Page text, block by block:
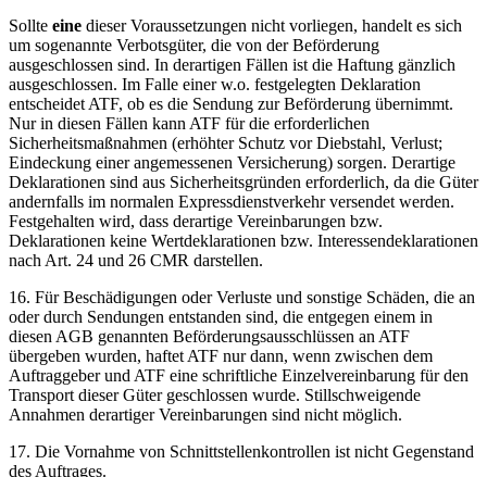
Sollte eine dieser Voraussetzungen nicht vorliegen, handelt es sich
um sogenannte Verbotsgüter, die von der Beförderung
ausgeschlossen sind. In derartigen Fällen ist die Haftung gänzlich
ausgeschlossen. Im Falle einer w.o. festgelegten Deklaration
entscheidet ATF, ob es die Sendung zur Beförderung übernimmt.
Nur in diesen Fällen kann ATF für die erforderlichen
Sicherheitsmaßnahmen (erhöhter Schutz vor Diebstahl, Verlust;
Eindeckung einer angemessenen Versicherung) sorgen. Derartige
Deklarationen sind aus Sicherheitsgründen erforderlich, da die Güter
andernfalls im normalen Expressdienstverkehr versendet werden.
Festgehalten wird, dass derartige Vereinbarungen bzw.
Deklarationen keine Wertdeklarationen bzw. Interessendeklarationen
nach Art. 24 und 26 CMR darstellen.
16. Für Beschädigungen oder Verluste und sonstige Schäden, die an
oder durch Sendungen entstanden sind, die entgegen einem in
diesen AGB genannten Beförderungsausschlüssen an ATF
übergeben wurden, haftet ATF nur dann, wenn zwischen dem
Auftraggeber und ATF eine schriftliche Einzelvereinbarung für den
Transport dieser Güter geschlossen wurde. Stillschweigende
Annahmen derartiger Vereinbarungen sind nicht möglich.
17. Die Vornahme von Schnittstellenkontrollen ist nicht Gegenstand
des Auftrages.